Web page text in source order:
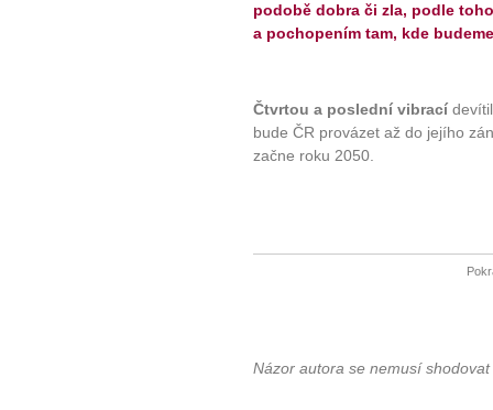
Jak být šťastnější
podobě dobra či zla, podle
a pochopením tam, kde
Čtvrtou a poslední vibrací
bude ČR provázet až do jejího
začne roku 2050.
Názor autora se nemusí